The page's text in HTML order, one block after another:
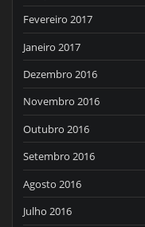
Fevereiro 2017
Janeiro 2017
Dezembro 2016
Novembro 2016
Outubro 2016
Setembro 2016
Agosto 2016
Julho 2016